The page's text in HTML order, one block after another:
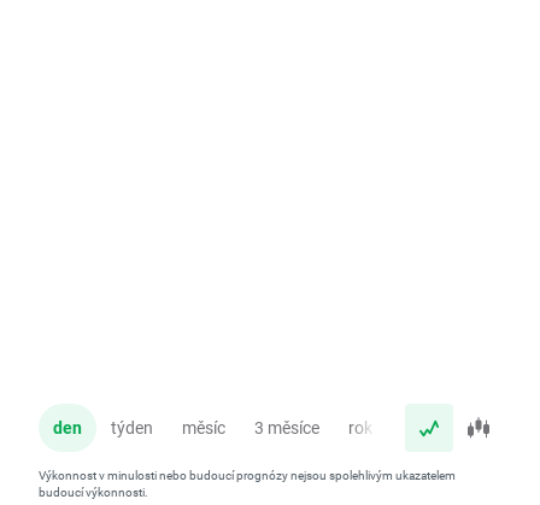
den týden měsíc 3 měsíce rok
Výkonnost v minulosti nebo budoucí prognózy nejsou spolehlivým ukazatelem
budoucí výkonnosti.